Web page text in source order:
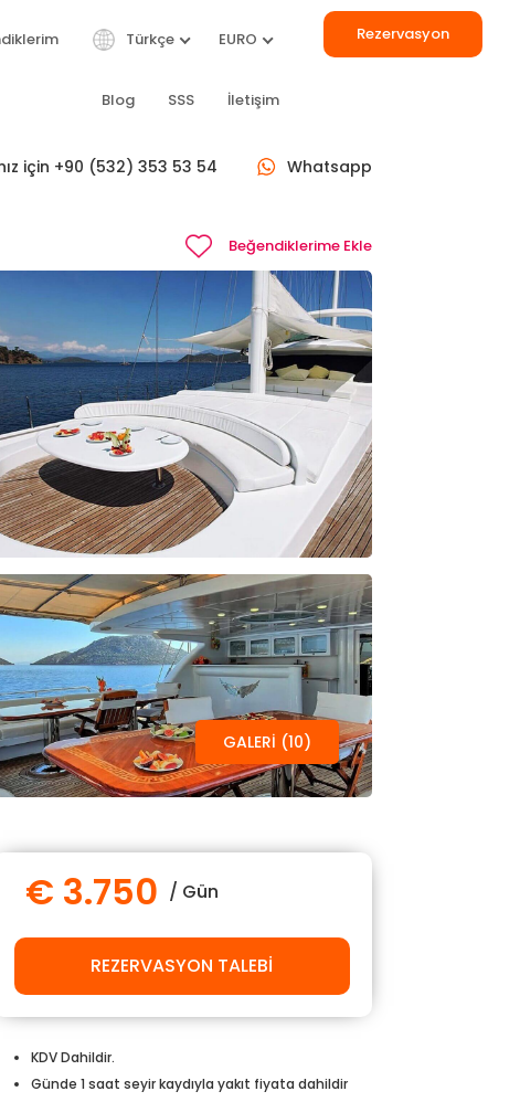
Türkçe EURO
PERLA DEL
MARE
Gulet 42 m
€ 9.250 / Gün
BILIZ
Gulet
€ 2.250 / Gün
TÜMÜ
PERLA DEL
MARE
Gulet 42 m
€ 9.250 / Gün
BILIZ
Gulet 24 m
€ 2.250
Blog SSS İletişim
Rezervasyon
için +90 (532) 353 53 54
Whatsapp
Beğendiklerime Ekle
GALERI (10)
€ 3.750 / Gün
REZERVASYON TALEBI
KDV Dahildir.
Günde 1 saat seyir kaydıyla yakıt fiyata dahildir